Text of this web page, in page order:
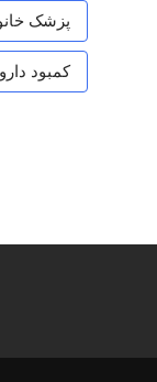
پزشک
کمبود دارو